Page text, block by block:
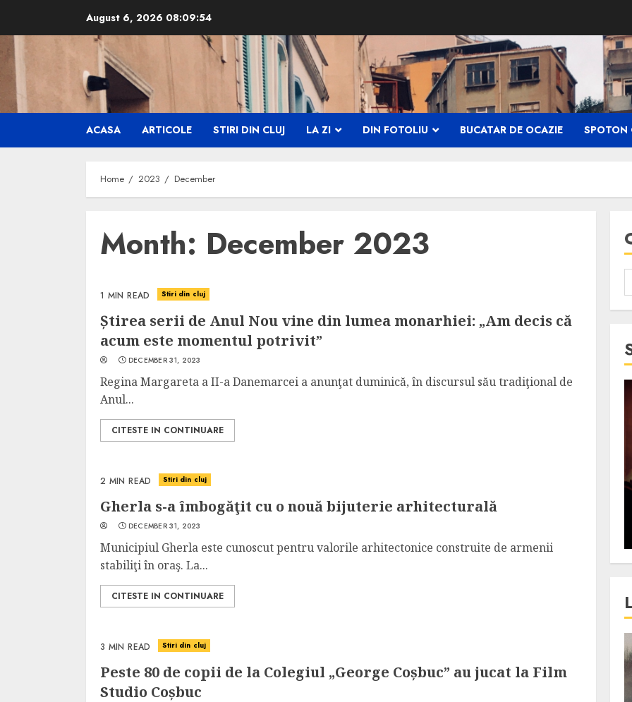
content
August 6, 2026 08:09:55
ACASA ARTICOLE STIRI DIN CLUJ LA ZI DIN FOTOLIU BUCATAR DE OCAZIE SPOTON
Home 2023 December
Month: December 2023
1 MIN READ Stiri din cluj
Știrea serii de Anul Nou vine din lumea monarhiei: „Am decis că
acum este momentul potrivit”
DECEMBER 31, 2023
Regina Margareta a II-a Danemarcei a anunţat duminică, în discursul său tradiţional de
Anul...
CITESTE IN CONTINUARE
2 MIN READ Stiri din cluj
Gherla s-a îmbogăţit cu o nouă bijuterie arhitecturală
DECEMBER 31, 2023
Municipiul Gherla este cunoscut pentru valorile arhitectonice construite de armenii
stabiliţi în oraş. La...
CITESTE IN CONTINUARE
3 MIN READ Stiri din cluj
Peste 80 de copii de la Colegiul „George Coșbuc” au jucat la Film
Studio Coșbuc
SpotOn Cluj
Clujului cand te afli intr-un
“Orasul Comoara”?
an?
4 min read